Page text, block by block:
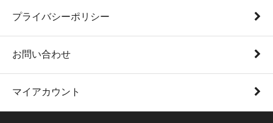
プライバシーポリシー
お問い合わせ
マイアカウント